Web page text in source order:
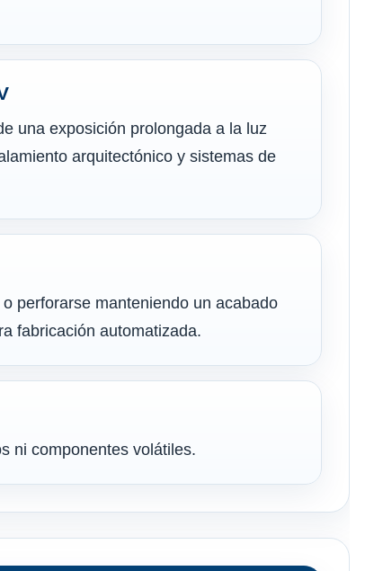
una exposición prolongada a la luz
arquitectónico y sistemas de
perforarse manteniendo un acabado
fabricación automatizada.
ni componentes volátiles.